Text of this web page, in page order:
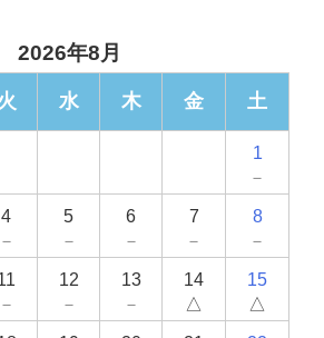
2026年8月
火 水 木 金 土
1
－
4
－
5
－
6
－
7
－
8
－
－
12
－
13
－
14
△
15
△